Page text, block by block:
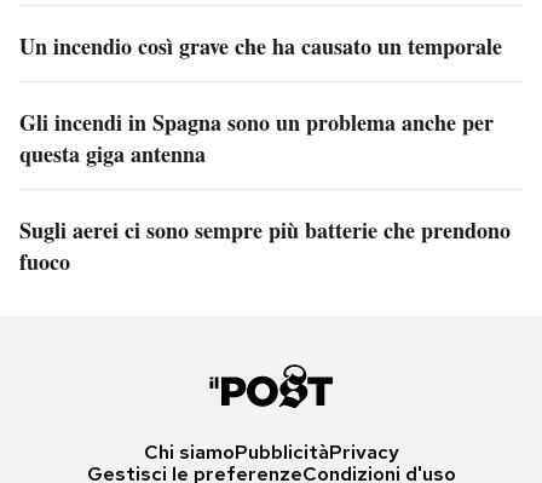
Un incendio così grave che ha causato un temporale
Gli incendi in Spagna sono un problema anche per
questa giga antenna
Sugli aerei ci sono sempre più batterie che prendono
fuoco
Chi siamoPubblicitàPrivacy
Gestisci le preferenzeCondizioni d'uso